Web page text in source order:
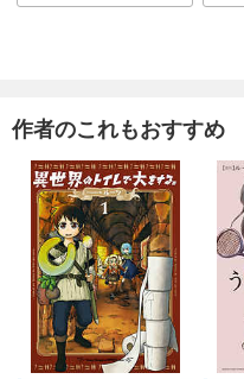
作者のこれもおすすめ